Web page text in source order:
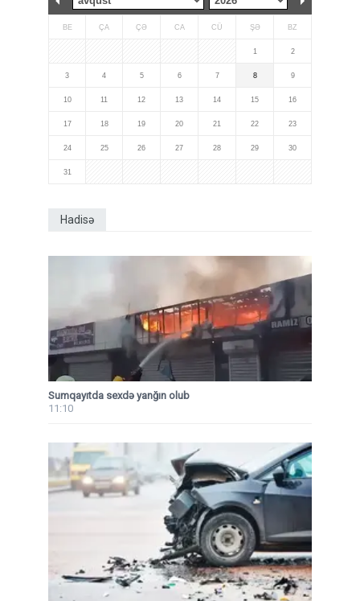
BE ÇA ÇƏ CA CÜ ŞƏ BZ
1 2
3 4 5 6 7 8 9
10 11 12 13 14 15 16
17 18 19 20 21 22 23
24 25 26 27 28 29 30
31
Hadisə
Sumqayıtda sexdə yanğın olub
11:10